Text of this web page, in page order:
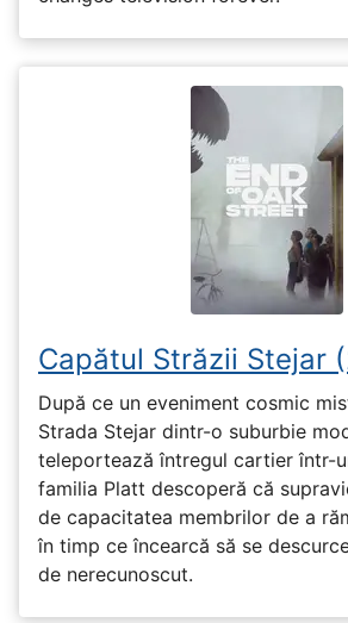
Capătul Străzii Stejar
După ce un eveniment cosmic
Strada Stejar dintr-o suburbie
teleportează întregul cartier într-
familia Platt descoperă că
de capacitatea membrilor de a
în timp ce încearcă să se
de nerecunoscut.